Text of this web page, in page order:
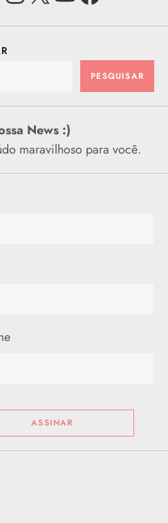
PESQUISAR
News :)
maravilhoso para você.